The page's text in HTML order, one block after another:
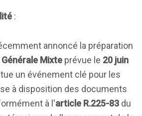
:
annoncé la préparation
Mixte prévue le 20 juin
un événement clé pour les
à disposition des documents
à l'article R.225-83 du